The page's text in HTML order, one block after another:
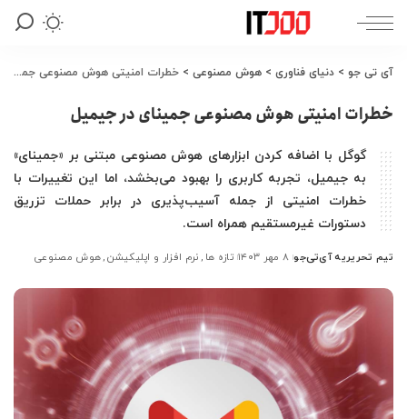
آی تی جو > دنیای فناوری > هوش مصنوعی > خطرات امنیتی هوش مصنوعی جمینای در جیمیل
خطرات امنیتی هوش مصنوعی جمینای در جیمیل
گوگل با اضافه کردن ابزارهای هوش مصنوعی مبتنی بر «جمینای»
به جیمیل، تجربه کاربری را بهبود می‌بخشد، اما این تغییرات با
خطرات امنیتی از جمله آسیب‌پذیری در برابر حملات تزریق
دستورات غیرمستقیم همراه است.
ارسال
توسط
تیم تحریریه آی‌تی‌جو ۸ مهر ۱۴۰۳ تازه ها نرم افزار و اپلیکیشن هوش مصنوعی